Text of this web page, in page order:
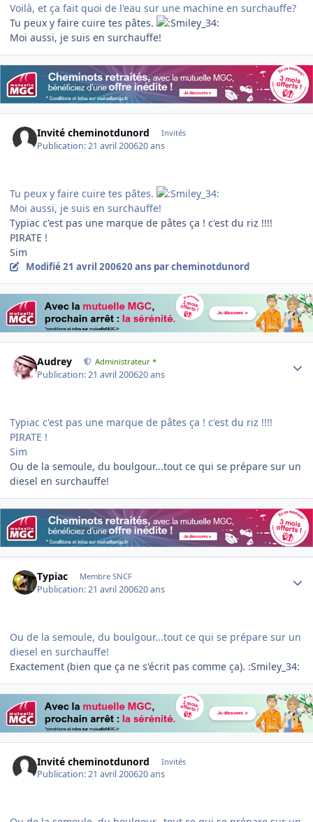
Voilà, et ça fait quoi de l'eau sur une machine en surchauffe?
Tu peux y faire cuire tes pâtes.
Moi aussi, je suis en surchauffe!
Invité cheminotdunord Invités
Publication:21 avril 200620 ans
Tu peux y faire cuire tes pâtes.
Moi aussi, je suis en surchauffe!
Typiac c'est pas une marque de pâtes ça ! c'est du riz !!!!
PIRATE !
Sim
Modifié21 avril 200620 ans par cheminotdunord
Audrey Administrateur *
Publication:21 avril 200620 ans
Typiac c'est pas une marque de pâtes ça ! c'est du riz !!!!
PIRATE !
Sim
Ou de la semoule, du boulgour...tout ce qui se prépare sur un
diesel en surchauffe!
Typiac Membre SNCF
Publication:21 avril 200620 ans
Ou de la semoule, du boulgour...tout ce qui se prépare sur un
diesel en surchauffe!
Exactement (bien que ça ne s'écrit pas comme ça). :Smiley_34:
Invité cheminotdunord Invités
Publication:21 avril 200620 ans